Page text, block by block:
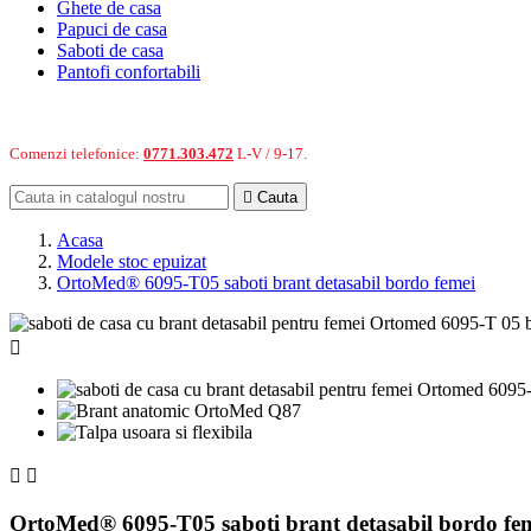
Ghete de casa
Papuci de casa
Saboti de casa
Pantofi confortabili
Comenzi telefonice: 0771.303.472 L-V / 9-17.
 Cauta
Acasa
Modele stoc epuizat
OrtoMed® 6095-T05 saboti brant detasabil bordo femei

 
OrtoMed® 6095-T05 saboti brant detasabil bordo